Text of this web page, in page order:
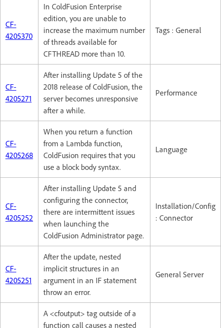
CF-
4205370
In ColdFusion Enterprise
edition, you are unable to
increase the maximum number
of threads available for
CFTHREAD more than 10.
Tags : General
CF-
4205271
After installing Update 5 of the
2018 release of ColdFusion, the
server becomes unresponsive
after a while.
Performance
CF-
4205268
When you return a function
from a Lambda function,
ColdFusion requires that you
use a block body syntax.
Language
CF-
4205252
After installing Update 5 and
configuring the connector,
there are intermittent issues
when launching the
ColdFusion Administrator page.
Installation/Config
: Connector
CF-
4205251
After the update, nested
implicit structures in an
argument in an IF statement
throw an error.
General Server
A <cfoutput> tag outside of a
function call causes a nested